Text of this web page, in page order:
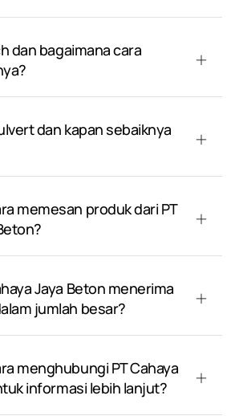
dan bagaimana cara
dan kapan sebaiknya
memesan produk dari PT
Jaya Beton menerima
jumlah besar?
menghubungi PT Cahaya
informasi lebih lanjut?